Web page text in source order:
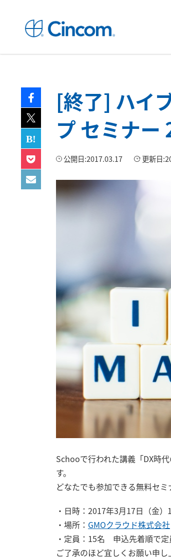
[終了] ハイ
プ セミナ
公開日:2017.03.17 更新日:
Schooで行われた講義「DX時
す。
どなたでも参加できる無料セミ
・日時：2017年3月17日（金
・場所： GMOクラウド株式会社
・定員：15名 申込先着順で定
ご了承のほど宜しくお願い申し